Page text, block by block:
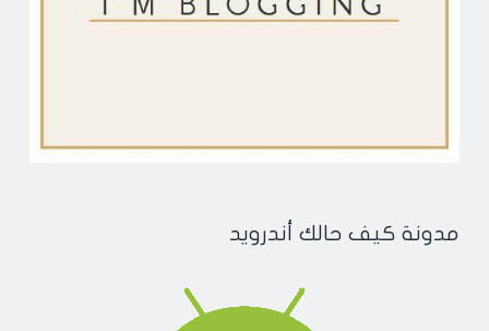
مدونة كيف حالك أندرويد